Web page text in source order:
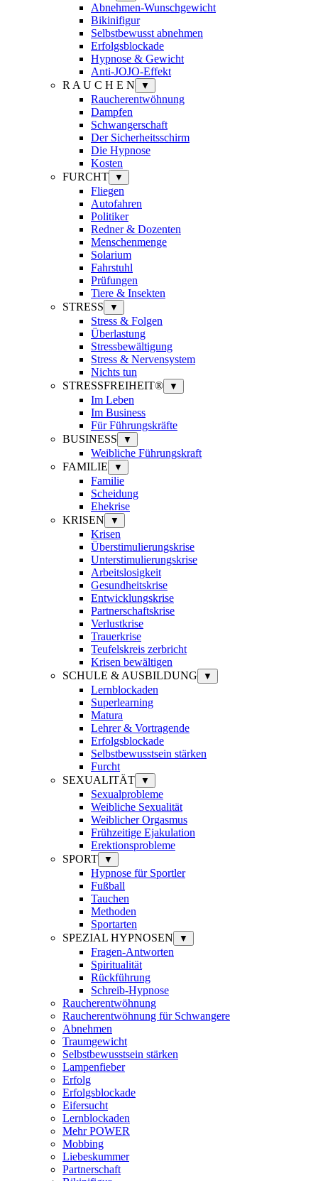
Abnehmen-Wunschgewicht
Bikinifigur
Selbstbewusst abnehmen
Erfolgsblockade
Hypnose & Gewicht
Anti-JOJO-Effekt
R A U C H E N
▼
Raucherentwöhnung
Dampfen
Schwangerschaft
Der Sicherheitsschirm
Die Hypnose
Kosten
FURCHT
▼
Fliegen
Autofahren
Politiker
Redner & Dozenten
Menschenmenge
Solarium
Fahrstuhl
Prüfungen
Tiere & Insekten
STRESS
▼
Stress & Folgen
Überlastung
Stressbewältigung
Stress & Nervensystem
Nichts tun
STRESSFREIHEIT®
▼
Im Leben
Im Business
Für Führungskräfte
BUSINESS
▼
Weibliche Führungskraft
FAMILIE
▼
Familie
Scheidung
Ehekrise
KRISEN
▼
Krisen
Überstimulierungskrise
Unterstimulierungskrise
Arbeitslosigkeit
Gesundheitskrise
Entwicklungskrise
Partnerschaftskrise
Verlustkrise
Trauerkrise
Teufelskreis zerbricht
Krisen bewältigen
SCHULE & AUSBILDUNG
▼
Lernblockaden
Superlearning
Matura
Lehrer & Vortragende
Erfolgsblockade
Selbstbewusstsein stärken
Furcht
SEXUALITÄT
▼
Sexualprobleme
Weibliche Sexualität
Weiblicher Orgasmus
Frühzeitige Ejakulation
Erektionsprobleme
SPORT
▼
Hypnose für Sportler
Fußball
Tauchen
Methoden
Sportarten
SPEZIAL HYPNOSEN
▼
Fragen-Antworten
Spiritualität
Rückführung
Schreib-Hypnose
Raucherentwöhnung
Raucherentwöhnung für Schwangere
Abnehmen
Traumgewicht
Selbstbewusstsein stärken
Lampenfieber
Erfolg
Erfolgsblockade
Eifersucht
Lernblockaden
Mehr POWER
Mobbing
Liebeskummer
Partnerschaft